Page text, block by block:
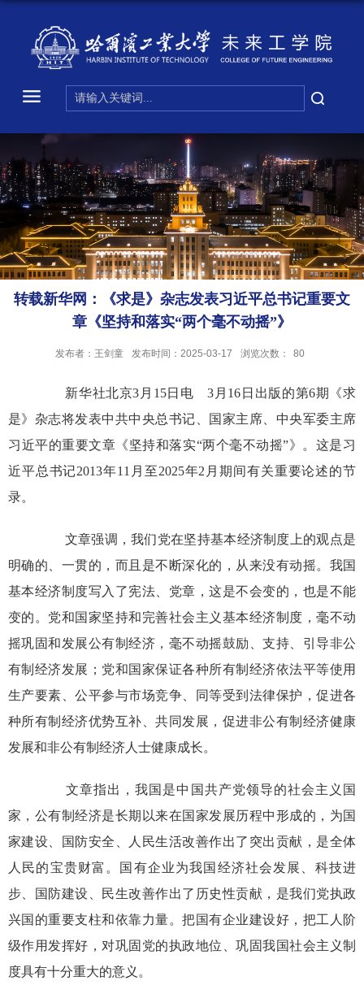
转载新华网：《求是》杂志发表习近平总书记重要文
章《坚持和落实“两个毫不动摇”》
发布者：王剑童 发布时间：2025-03-17 浏览次数： 80
新华社北京3月15日电 3月16日出版的第6期《求
是》杂志将发表中共中央总书记、国家主席、中央军委主席
习近平的重要文章《坚持和落实“两个毫不动摇”》。这是习
近平总书记2013年11月至2025年2月期间有关重要论述的节
录。
文章强调，我们党在坚持基本经济制度上的观点是
明确的、一贯的，而且是不断深化的，从来没有动摇。我国
基本经济制度写入了宪法、党章，这是不会变的，也是不能
变的。党和国家坚持和完善社会主义基本经济制度，毫不动
摇巩固和发展公有制经济，毫不动摇鼓励、支持、引导非公
有制经济发展；党和国家保证各种所有制经济依法平等使用
生产要素、公平参与市场竞争、同等受到法律保护，促进各
种所有制经济优势互补、共同发展，促进非公有制经济健康
发展和非公有制经济人士健康成长。
文章指出，我国是中国共产党领导的社会主义国
家，公有制经济是长期以来在国家发展历程中形成的，为国
家建设、国防安全、人民生活改善作出了突出贡献，是全体
人民的宝贵财富。国有企业为我国经济社会发展、科技进
步、国防建设、民生改善作出了历史性贡献，是我们党执政
兴国的重要支柱和依靠力量。把国有企业建设好，把工人阶
级作用发挥好，对巩固党的执政地位、巩固我国社会主义制
度具有十分重大的意义。